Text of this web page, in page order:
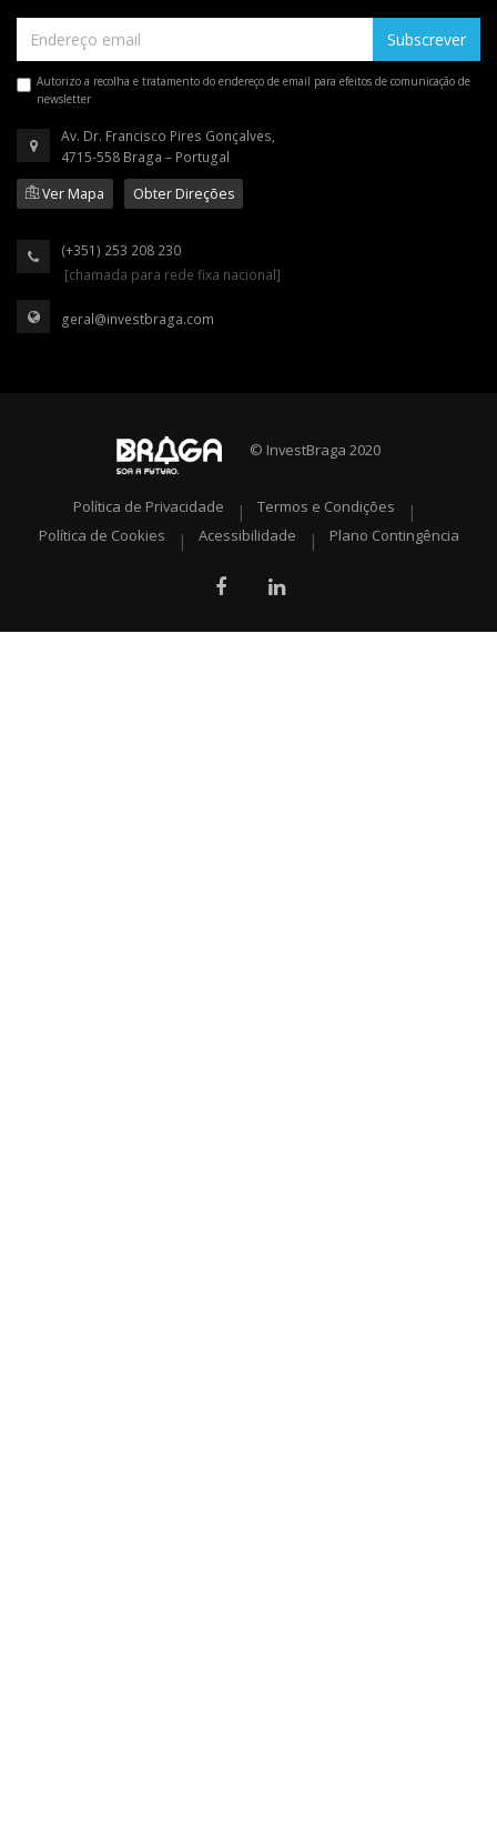
Subscrever
Autorizo a recolha e tratamento do endereço de email para efeitos de comunicação de
newsletter
Av. Dr. Francisco Pires Gonçalves,
4715-558 Braga – Portugal
Ver Mapa
Obter Direções
(+351) 253 208 230
[chamada para rede fixa nacional]
geral@investbraga.com
© InvestBraga 2020
Política de Privacidade | Termos e Condições |
Política de Cookies | Acessibilidade | Plano Contingência